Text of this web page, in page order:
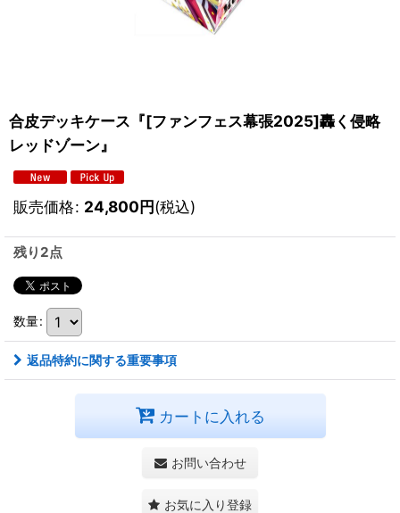
合皮デッキケース『[ファンフェス幕張2025]轟く侵略
レッドゾーン』
販売価格: 24,800円(税込)
残り2点
数量:
返品特約に関する重要事項
カートに入れる
お問い合わせ
お気に入り登録